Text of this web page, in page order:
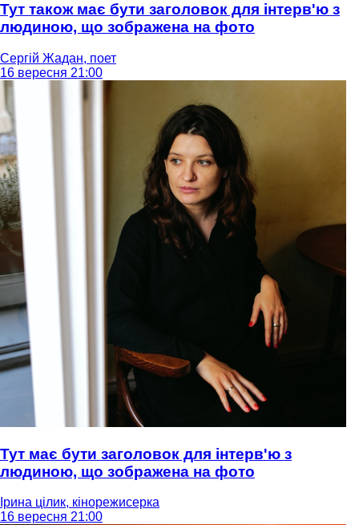
Тут також має бути заголовок для інтерв'ю з
людиною, що зображена на фото
Сергій Жадан, поет
16 вересня 21:00
Тут має бути заголовок для інтерв'ю з
людиною, що зображена на фото
Ірина цілик, кінорежисерка
16 вересня 21:00